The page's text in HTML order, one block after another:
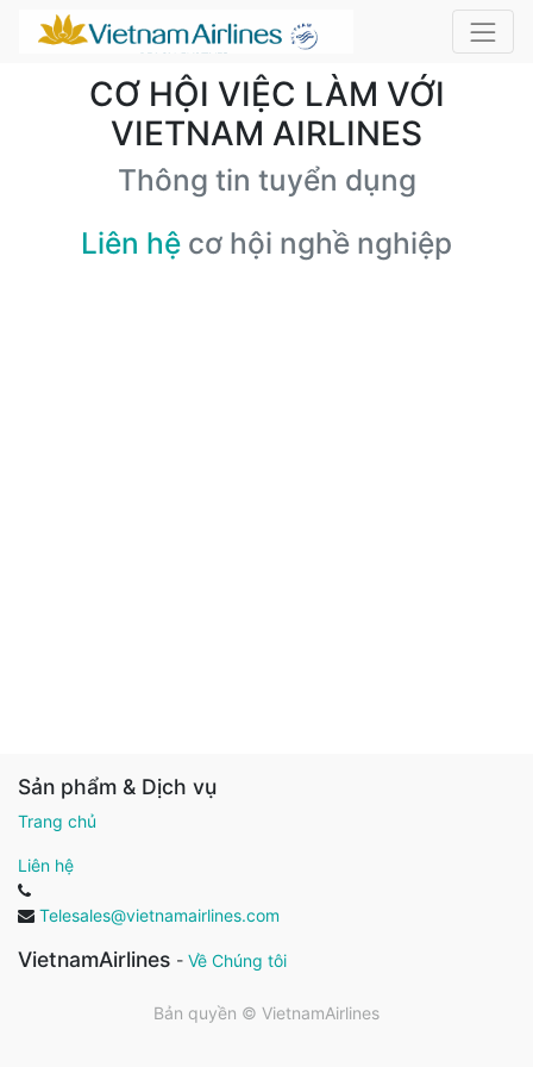
CƠ HỘI VIỆC LÀM VỚI
VIETNAM AIRLINES
Thông tin tuyển dụng
Liên hệ cơ hội nghề nghiệp
Sản phẩm & Dịch vụ
Trang chủ
Liên hệ
Telesales@vietnamairlines.com
VietnamAirlines - Về Chúng tôi
Bản quyền © VietnamAirlines